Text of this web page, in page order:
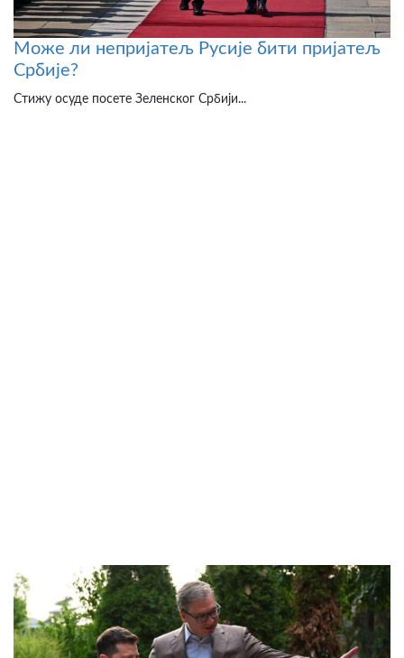
Може ли непријатељ Русије бити пријатељ
Србије?
Стижу осуде посете Зеленског Србији...